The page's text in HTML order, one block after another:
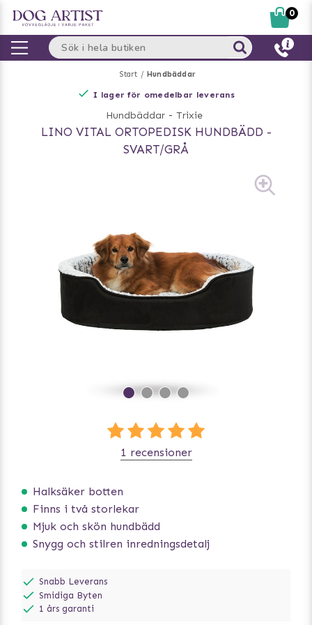
Start Hundbäddar
I lager för omedelbar leverans
Hundbäddar - Trixie
LINO VITAL ORTOPEDISK HUNDBÄDD -
SVART/GRÅ
Halksäker botten
Finns i två storlekar
Mjuk och skön hundbädd
Snygg och stilren inredningsdetalj
1 recensioner
Snabb Leverans
Smidiga Byten
1 års garanti
0